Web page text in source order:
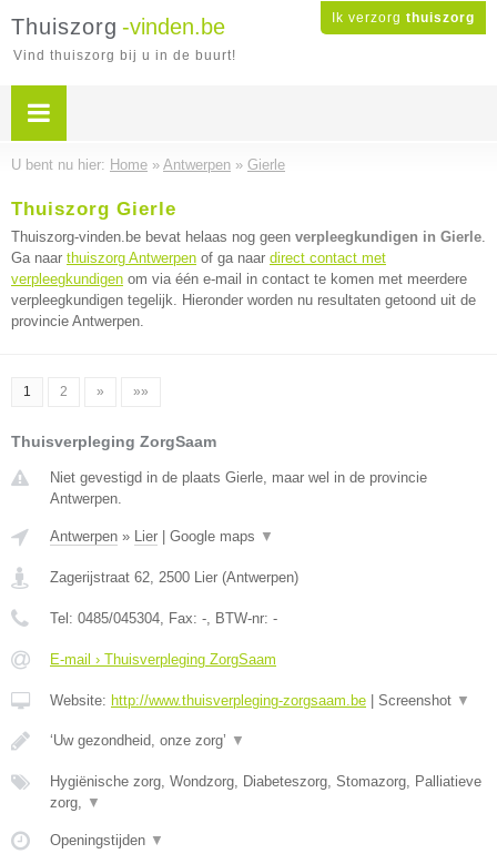
Ik verzorg thuiszorg
Thuiszorg -vinden.be
Vind thuiszorg bij u in de buurt!
U bent nu hier: Home » Antwerpen » Gierle
Thuiszorg Gierle
Thuiszorg-vinden.be bevat helaas nog geen verpleegkundigen in Gierle.
Ga naar thuiszorg Antwerpen of ga naar direct contact met
verpleegkundigen om via één e-mail in contact te komen met meerdere
verpleegkundigen tegelijk. Hieronder worden nu resultaten getoond uit de
provincie Antwerpen.
1 2 » »»
Thuisverpleging ZorgSaam
Niet gevestigd in de plaats Gierle, maar wel in de provincie
Antwerpen.
Antwerpen » Lier Google maps ▼
Zagerijstraat 62, 2500 Lier (Antwerpen)
Tel: 0485/045304, Fax: -, BTW-nr: -
E-mail › Thuisverpleging ZorgSaam
Website: http://www.thuisverpleging-zorgsaam.be Screenshot ▼
‘Uw gezondheid, onze zorg’ ▼
Hygiënische zorg, Wondzorg, Diabeteszorg, Stomazorg, Palliatieve
zorg, ▼
Openingstijden ▼